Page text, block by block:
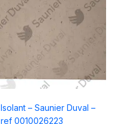
Isolant – Saunier Duval –
ref 0010026223